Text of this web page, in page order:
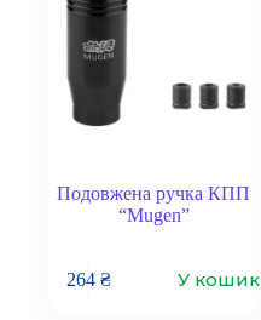
Подовжена ручка КПП
“Mugen”
264₴ У кошик